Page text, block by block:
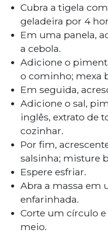
Cubra a tigela
geladeira por 4
Em uma panela,
a cebola.
Adicione o
o cominho; mexa
Em seguida,
Adicione o sal,
inglês, extrato de
cozinhar.
Por fim,
salsinha; misture
Espere esfriar.
Abra a massa em
enfarinhada.
Corte um círculo
meio.